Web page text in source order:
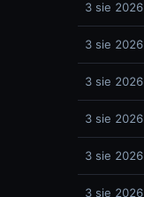
3 sie 2026
3 sie 2026
3 sie 2026
3 sie 2026
3 sie 2026
3 sie 2026